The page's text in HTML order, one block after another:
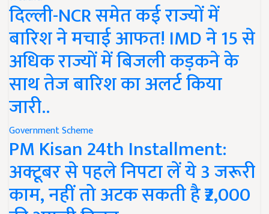
दिल्ली-NCR समेत कई राज्यों में
बारिश ने मचाई आफत! IMD ने 15 से
अधिक राज्यों में बिजली कड़कने के
साथ तेज बारिश का अलर्ट किया
जारी..
Government Scheme
PM Kisan 24th Installment:
अक्टूबर से पहले निपटा लें ये 3 जरूरी
काम, नहीं तो अटक सकती है ₹2,000